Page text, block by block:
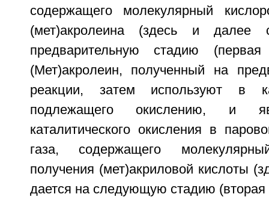
содержащего молекулярный
(мет)акролеина (здесь и далее
предварительную стадию
(Мет)акролеин, полученный на
реакции, затем используют в
подлежащего окислению, и
каталитического окисления в
газа, содержащего
получения (мет)акриловой кислоты
дается на следующую стадию (вторая